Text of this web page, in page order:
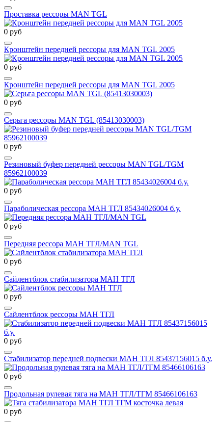
Проставка рессоры MAN TGL
0 руб
Кронштейн передней рессоры для MAN TGL 2005
0 руб
Кронштейн передней рессоры для MAN TGL 2005
0 руб
Серьга рессоры MAN TGL (85413030003)
0 руб
Резиновый буфер передней рессоры MAN TGL/TGM
85962100039
0 руб
Параболическая рессора МАН ТГЛ 85434026004 б.у.
0 руб
Передняя рессора МАН ТГЛ/MAN TGL
0 руб
Сайлентблок стабилизатора МАН ТГЛ
0 руб
Сайлентблок рессоры МАН ТГЛ
0 руб
Стабилизатор передней подвески МАН ТГЛ 85437156015 б.у.
0 руб
Продольная рулевая тяга на МАН ТГЛ/ТГМ 85466106163
0 руб